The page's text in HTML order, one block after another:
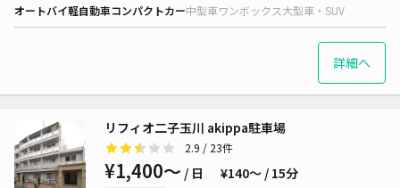
オートバイ軽自動車コンパクトカー中型車ワンボックス大型車・SUV
詳細へ
リフィオ二子玉川 akippa駐車場
2.9 / 23件
¥1,400〜 / 日 ¥140〜 / 15分